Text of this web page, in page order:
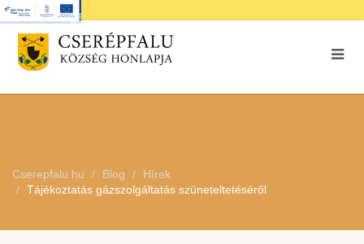
Cserepfalu.hu Blog
Hírek
Tájékoztatás gázszolgáltatás szüneteltetéséről